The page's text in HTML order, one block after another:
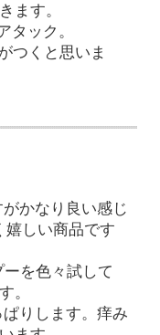
ます。
タック。
つくと思いま
かなり良い感じ
嬉しい商品です
を色々試して
。
りします。痒み